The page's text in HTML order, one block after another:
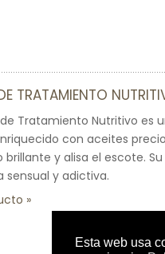
TRATAMIENTO
Tratamiento Nutritivo es
con aceites
brillante y alisa el escote.
sensual y adictiva.